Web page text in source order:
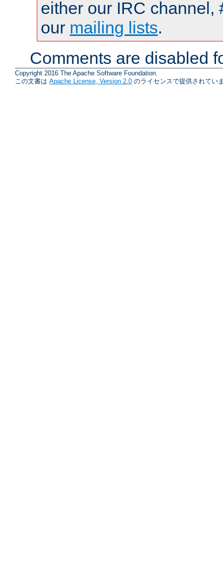
either our IRC channel,
our mailing lists.
Comments are disabled
Copyright 2016 The Apache Software Foundation.
この文書は Apache License, Version 2.0 のライセンスで提供されてい